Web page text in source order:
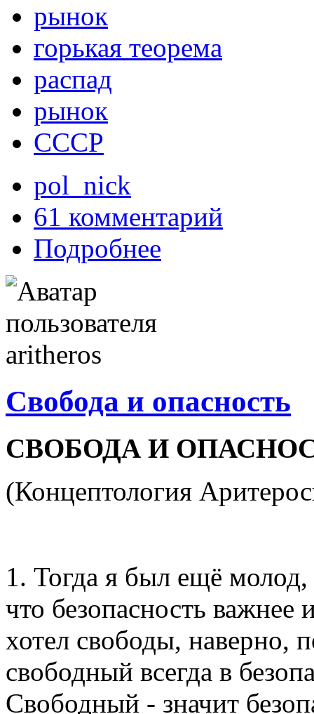
рынок
горькая теорема
распад
рынок
СССР
pol_nick
61 комментарий
Подробнее
Свобода и опасность
СВОБОДА И
(Концептология
1. Тогда я был ещё молод,
что безопасность важнее
хотел свободы, наверно,
свободный всегда в
Свободный - значит